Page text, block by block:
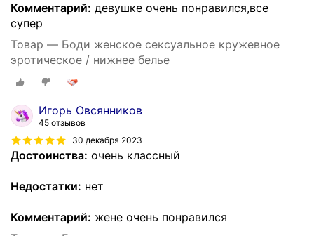
Комментарий: девушке очень понравился,все
супер
Товар — Боди женское сексуальное кружевное
эротическое / нижнее белье
Игорь Овсянников
45 отзывов
30 декабря 2023
Достоинства: очень классный
Недостатки: нет
Комментарий: жене очень понравился